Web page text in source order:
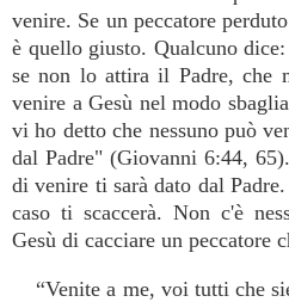
venire. Se un peccatore
è quello giusto. Qualcuno
se non lo attira il Padre, che
venire a Gesù nel modo
vi ho detto che nessuno può
dal Padre" (Giovanni 6:44,
di venire ti sarà dato dal
caso ti scaccerà. Non c'è
Gesù di cacciare un peccatore
“Venite a me, voi tutti che